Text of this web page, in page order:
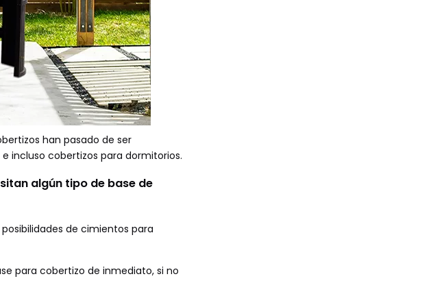
han pasado de ser
incluso cobertizos para dormitorios.
algún tipo de base de
de cimientos para
para cobertizo de inmediato, si no